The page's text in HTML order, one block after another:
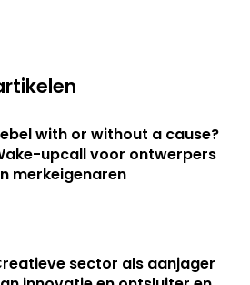
with or without a cause?
upcall voor ontwerpers
merkeigenaren
sector als aanjager